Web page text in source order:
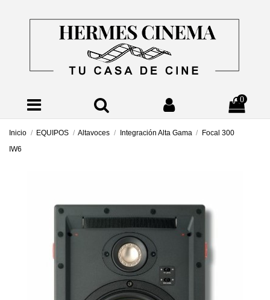
0
Inicio EQUIPOS Altavoces Integración Alta Gama
Focal 300
IW6